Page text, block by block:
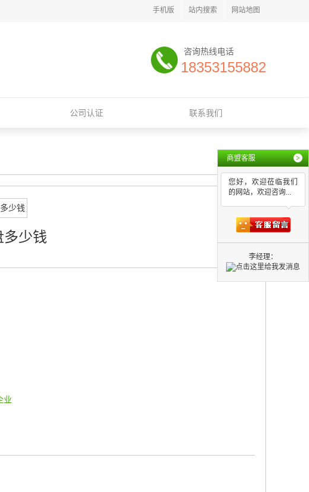
手机版 站内搜索 网站地图
咨询热线电话
18353155882
公司认证 联系我们
多少钱
业
商盟客服 >
您好，欢迎莅临我们
的网站，欢迎咨询...
李经理：